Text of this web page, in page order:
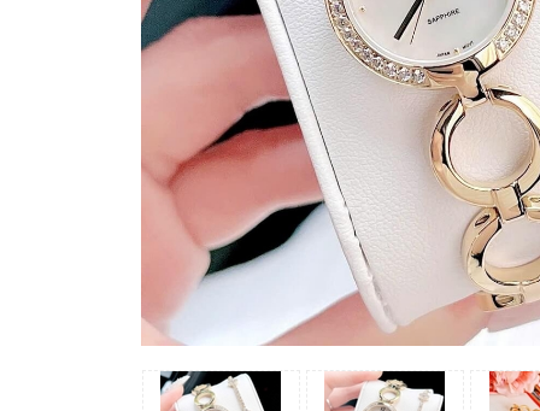
Rivero
Đồng
Hồ
Nữ
Amica
Carnival
Christian
Sant